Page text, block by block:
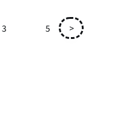
3 5 >